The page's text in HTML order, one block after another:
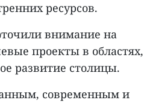
ресурсов.
внимание на
проекты в областях,
развитие столицы.
современным и